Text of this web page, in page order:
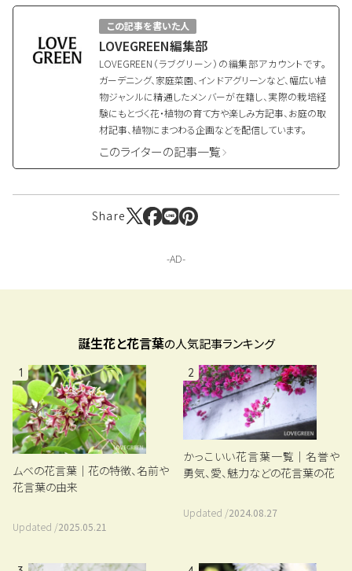
この記事を書いた人
LOVEGREEN編集部
LOVEGREEN（ラブグリーン）の編集部アカウントです。
ガーデニング、家庭菜園、インドアグリーンなど、幅広い植
物ジャンルに精通したメンバーが在籍し、実際の栽培経
験にもとづく花・植物の育て方や楽しみ方記事、お庭の取
材記事、植物にまつわる企画などを配信しています。
このライターの記事一覧
Share
誕生花と花言葉の人気記事ランキング
1
ムベの花言葉｜花の特徴、名前や
花言葉の由来
Updated /2025.05.21
2
かっこいい花言葉一覧｜名誉や
勇気、愛、魅力などの花言葉の花
Updated /2024.08.27